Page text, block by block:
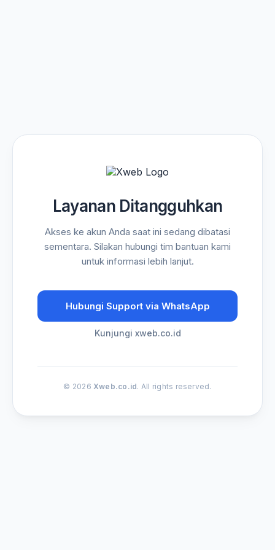
Layanan Ditangguhkan
Akses ke akun Anda saat ini sedang dibatasi
sementara. Silakan hubungi tim bantuan kami
untuk informasi lebih lanjut.
Hubungi Support via WhatsApp
Kunjungi xweb.co.id
© 2026 Xweb.co.id. All rights reserved.